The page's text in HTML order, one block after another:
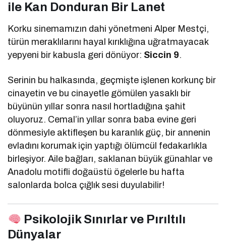
ile Kan Donduran Bir Lanet
Korku sinemamızın dahi yönetmeni Alper Mestçi,
türün meraklılarını hayal kırıklığına uğratmayacak
yepyeni bir kabusla geri dönüyor: Siccin 9.
Serinin bu halkasında, geçmişte işlenen korkunç bir
cinayetin ve bu cinayetle gömülen yasaklı bir
büyünün yıllar sonra nasıl hortladığına şahit
oluyoruz. Cemal’in yıllar sonra baba evine geri
dönmesiyle aktifleşen bu karanlık güç, bir annenin
evladını korumak için yaptığı ölümcül fedakarlıkla
birleşiyor. Aile bağları, saklanan büyük günahlar ve
Anadolu motifli doğaüstü ögelerle bu hafta
salonlarda bolca çığlık sesi duyulabilir!
Psikolojik Sınırlar ve Pırıltılı
Dünyalar